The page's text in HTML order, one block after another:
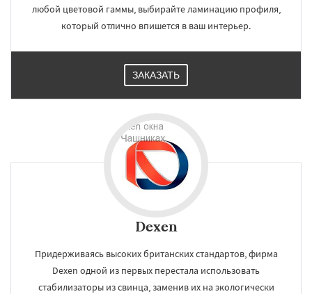
любой цветовой гаммы, выбирайте ламинацию профиля,
который отлично впишется в ваш интерьер.
ЗАКАЗАТЬ
Dexen
Придерживаясь высоких британских стандартов, фирма
Dexen одной из первых перестала использовать
стабилизаторы из свинца, заменив их на экологически